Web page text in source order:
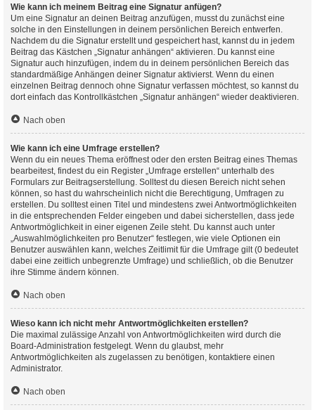
Wie kann ich meinem Beitrag eine Signatur anfügen?
Um eine Signatur an deinen Beitrag anzufügen, musst du zunächst eine
solche in den Einstellungen in deinem persönlichen Bereich entwerfen.
Nachdem du die Signatur erstellt und gespeichert hast, kannst du in jedem
Beitrag das Kästchen „Signatur anhängen“ aktivieren. Du kannst eine
Signatur auch hinzufügen, indem du in deinem persönlichen Bereich das
standardmäßige Anhängen deiner Signatur aktivierst. Wenn du einen
einzelnen Beitrag dennoch ohne Signatur verfassen möchtest, so kannst du
dort einfach das Kontrollkästchen „Signatur anhängen“ wieder deaktivieren.
Nach oben
Wie kann ich eine Umfrage erstellen?
Wenn du ein neues Thema eröffnest oder den ersten Beitrag eines Themas
bearbeitest, findest du ein Register „Umfrage erstellen“ unterhalb des
Formulars zur Beitragserstellung. Solltest du diesen Bereich nicht sehen
können, so hast du wahrscheinlich nicht die Berechtigung, Umfragen zu
erstellen. Du solltest einen Titel und mindestens zwei Antwortmöglichkeiten
in die entsprechenden Felder eingeben und dabei sicherstellen, dass jede
Antwortmöglichkeit in einer eigenen Zeile steht. Du kannst auch unter
„Auswahlmöglichkeiten pro Benutzer“ festlegen, wie viele Optionen ein
Benutzer auswählen kann, welches Zeitlimit für die Umfrage gilt (0 bedeutet
dabei eine zeitlich unbegrenzte Umfrage) und schließlich, ob die Benutzer
ihre Stimme ändern können.
Nach oben
Wieso kann ich nicht mehr Antwortmöglichkeiten erstellen?
Die maximal zulässige Anzahl von Antwortmöglichkeiten wird durch die
Board-Administration festgelegt. Wenn du glaubst, mehr
Antwortmöglichkeiten als zugelassen zu benötigen, kontaktiere einen
Administrator.
Nach oben